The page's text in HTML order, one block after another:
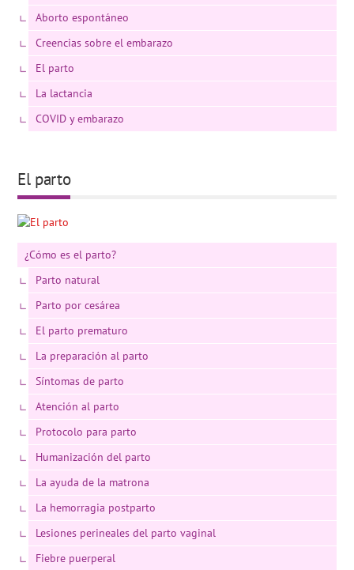
Aborto espontáneo
Creencias sobre el embarazo
El parto
La lactancia
COVID y embarazo
El parto
¿Cómo es el parto?
Parto natural
Parto por cesárea
El parto prematuro
La preparación al parto
Síntomas de parto
Atención al parto
Protocolo para parto
Humanización del parto
La ayuda de la matrona
La hemorragia postparto
Lesiones perineales del parto vaginal
Fiebre puerperal